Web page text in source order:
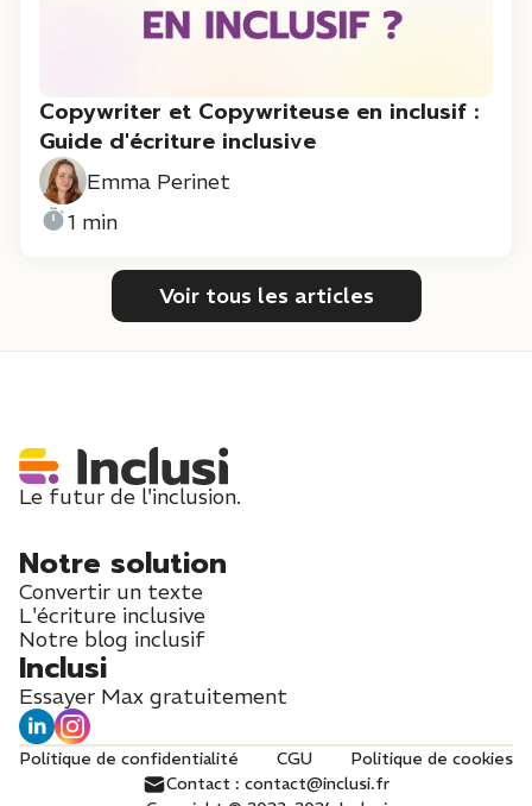
Copywriter et Copywriteuse en inclusif :
Guide d'écriture inclusive
Emma Perinet
1 min
Voir tous les articles
Le futur de l'inclusion.
Notre solution
Convertir un texte
L'écriture inclusive
Notre blog inclusif
Inclusi
Essayer Max gratuitement
Politique de confidentialité CGU
Politique de cookies
Contact : contact@inclusi.fr